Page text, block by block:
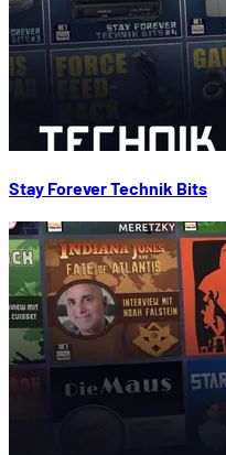
Stay Forever Technik Bits